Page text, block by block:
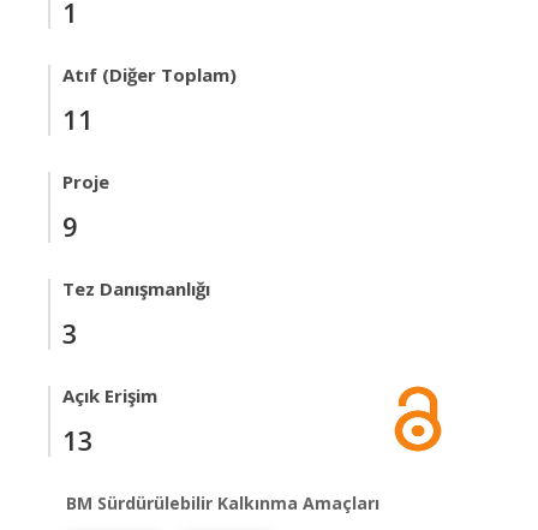
1
Atıf (Diğer Toplam)
11
Proje
9
Tez Danışmanlığı
3
Açık Erişim
13
BM Sürdürülebilir Kalkınma Amaçları